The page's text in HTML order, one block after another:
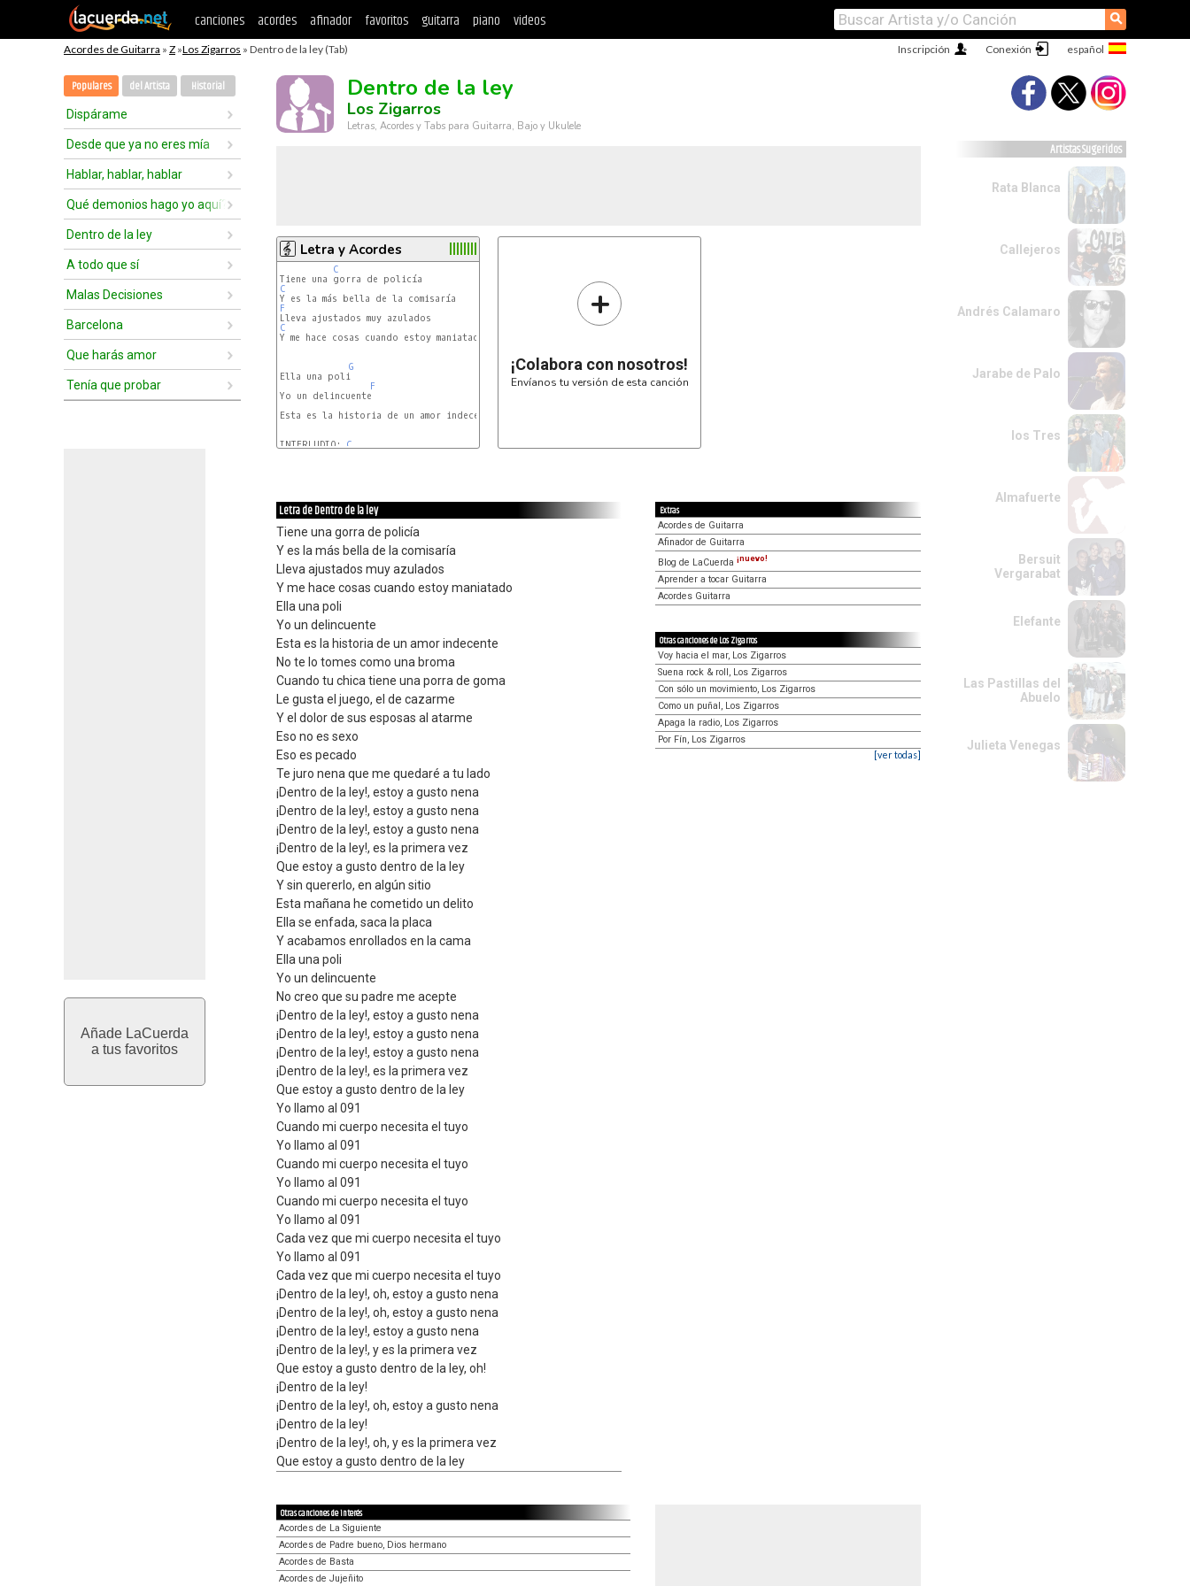
canciones acordes afinador favoritos guitarra piano videos ⚲
Acordes de Guitarra » Z »Los Zigarros » Dentro de la ley (Tab) Conexión
Inscripción
Populares del Artista Historial
Dispárame
Desde que ya no eres mía
Hablar, hablar, hablar
Qué demonios hago yo aquí?
Dentro de la ley
A todo que sí
Malas Decisiones
Barcelona
Que harás amor
Tenía que probar
Añade LaCuerda
a tus favoritos
Dentro de la ley
Los Zigarros
Letras, Acordes y Tabs para Guitarra, Bajo y Ukulele
Letra y Acordes
C
C
F
C
G
Ella una poli
F
Yo un delincuente
Esta es la historia de un amor indecente
INTERLUDIO: C
+
¡Colabora con nosotros!
Envíanos tu versión de esta canción
Letra de Dentro de la ley
Tiene una gorra de policía
Y es la más bella de la comisaría
Lleva ajustados muy azulados
Y me hace cosas cuando estoy maniatado
Ella una poli
Yo un delincuente
Esta es la historia de un amor indecente
No te lo tomes como una broma
Cuando tu chica tiene una porra de goma
Le gusta el juego, el de cazarme
Y el dolor de sus esposas al atarme
Eso no es sexo
Eso es pecado
Te juro nena que me quedaré a tu lado
¡Dentro de la ley!, estoy a gusto nena
¡Dentro de la ley!, estoy a gusto nena
¡Dentro de la ley!, estoy a gusto nena
¡Dentro de la ley!, es la primera vez
Que estoy a gusto dentro de la ley
Y sin quererlo, en algún sitio
Esta mañana he cometido un delito
Ella se enfada, saca la placa
Y acabamos enrollados en la cama
Ella una poli
Yo un delincuente
No creo que su padre me acepte
¡Dentro de la ley!, estoy a gusto nena
¡Dentro de la ley!, estoy a gusto nena
¡Dentro de la ley!, estoy a gusto nena
¡Dentro de la ley!, es la primera vez
Que estoy a gusto dentro de la ley
Yo llamo al 091
Cuando mi cuerpo necesita el tuyo
Yo llamo al 091
Cuando mi cuerpo necesita el tuyo
Yo llamo al 091
Cuando mi cuerpo necesita el tuyo
Yo llamo al 091
Cada vez que mi cuerpo necesita el tuyo
Yo llamo al 091
Cada vez que mi cuerpo necesita el tuyo
¡Dentro de la ley!, oh, estoy a gusto nena
¡Dentro de la ley!, oh, estoy a gusto nena
¡Dentro de la ley!, estoy a gusto nena
¡Dentro de la ley!, y es la primera vez
Que estoy a gusto dentro de la ley, oh!
¡Dentro de la ley!
¡Dentro de la ley!, oh, estoy a gusto nena
¡Dentro de la ley!
¡Dentro de la ley!, oh, y es la primera vez
Que estoy a gusto dentro de la ley
Extras
Acordes de Guitarra
Afinador de Guitarra
Blog de LaCuerda ¡nuevo!
Aprender a tocar Guitarra
Acordes Guitarra
Otras canciones de Los Zigarros
Voy hacia el mar, Los Zigarros
Suena rock & roll, Los Zigarros
Con sólo un movimiento, Los Zigarros
Como un puñal, Los Zigarros
Apaga la radio, Los Zigarros
Por Fín, Los Zigarros
[ver todas]
Otras canciones de interés
Acordes de La Siguiente
Acordes de Padre bueno, Dios hermano
Acordes de Basta
Acordes de Jujeñito
Artistas Sugeridos
Rata Blanca
Callejeros
Andrés Calamaro
Jarabe de Palo
los Tres
Almafuerte
Bersuit
Vergarabat
Elefante
Las Pastillas del
Abuelo
Julieta Venegas